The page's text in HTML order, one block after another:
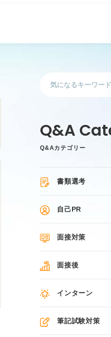
Q&Aカテゴリー
書類選考
自己PR
面接対策
面接後
インターン
筆記試験対策